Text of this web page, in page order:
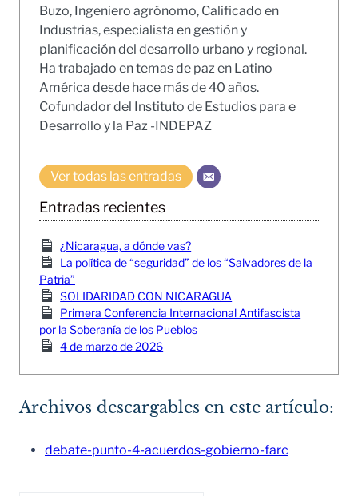
Buzo, Ingeniero agrónomo, Calificado en
Industrias, especialista en gestión y
planificación del desarrollo urbano y regional.
Ha trabajado en temas de paz en Latino
América desde hace más de 40 años.
Cofundador del Instituto de Estudios para e
Desarrollo y la Paz -INDEPAZ
Ver todas las entradas
Entradas recientes
¿Nicaragua, a dónde vas?
La política de “seguridad” de los “Salvadores de la
Patria”
SOLIDARIDAD CON NICARAGUA
Primera Conferencia Internacional Antifascista
por la Soberanía de los Pueblos
4 de marzo de 2026
Archivos descargables en este artículo:
debate-punto-4-acuerdos-gobierno-farc